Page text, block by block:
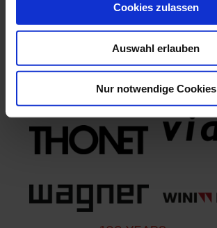
Cookies zulassen
Auswahl erlauben
Nur notwendige Cookies